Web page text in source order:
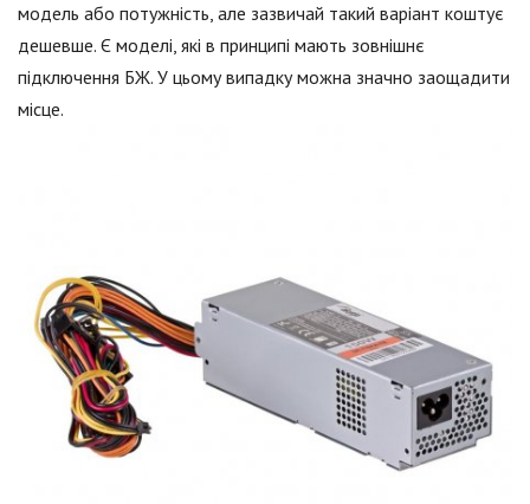
модель або потужність, але зазвичай такий варіант коштує
дешевше. Є моделі, які в принципі мають зовнішнє
підключення БЖ. У цьому випадку можна значно заощадити
місце.